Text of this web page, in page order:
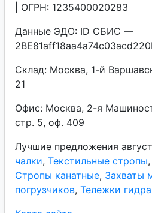
| ОГРН: 1235400020283
Данные ЭДО: ID СБИС —
Склад: Москва, 1-й
21
Офис: Москва, 2-я
стр. 5, оф. 409
Лучшие предложения
чалки, Текстильные стропы,
Стропы канатные, Захваты
погрузчиков, Тележки